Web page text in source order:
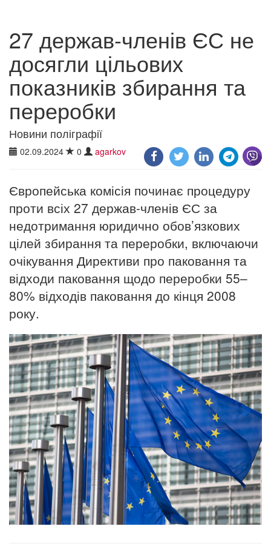
27 держав-членів ЄС не
досягли цільових
показників збирання та
переробки
Новини поліграфії
02.09.2024 0 agarkov
Європейська комісія починає процедуру
проти всіх 27 держав-членів ЄС за
недотримання юридично обов’язкових
цілей збирання та переробки, включаючи
очікування Директиви про паковання та
відходи паковання щодо переробки 55–
80% відходів паковання до кінця 2008
року.